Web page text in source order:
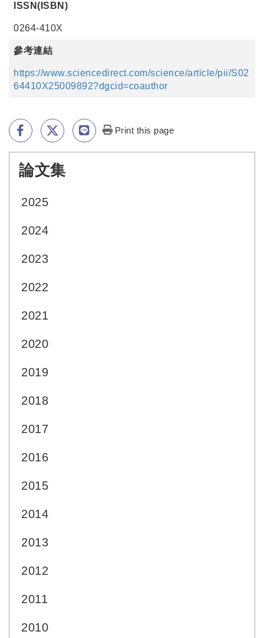
ISSN(ISBN)
0264-410X
參考連結
https://www.sciencedirect.com/science/article/pii/S02
64410X25009892?dgcid=coauthor
Print this page
論文集
2025
2024
2023
2022
2021
2020
2019
2018
2017
2016
2015
2014
2013
2012
2011
2010